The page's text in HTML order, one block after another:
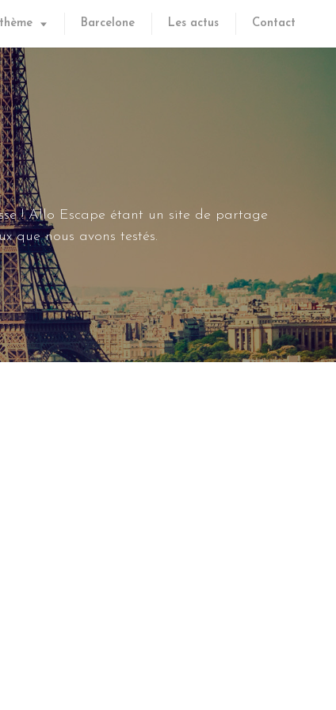
Barcelone Les actus Contact
! Allo Escape étant un site de partage
que nous avons testés.